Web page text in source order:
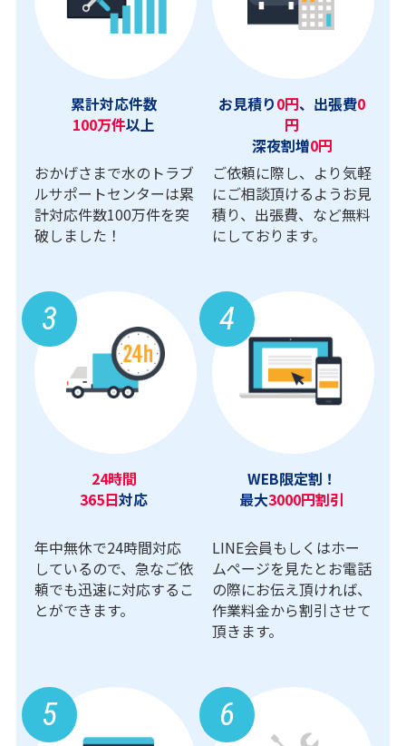
累計対応件数
100万件以上
おかげさまで水のトラブ
ルサポートセンターは累
計対応件数100万件を突
破しました！
お見積り0円、出張費0
円
深夜割増0円
ご依頼に際し、より気軽
にご相談頂けるようお見
積り、出張費、など無料
にしております。
3
24時間
365日対応
年中無休で24時間対応
しているので、急なご依
頼でも迅速に対応するこ
とができます。
4
WEB限定割！
最大3000円割引
LINE会員もしくはホー
ムページを見たとお電話
の際にお伝え頂ければ、
作業料金から割引させて
頂きます。
5 6